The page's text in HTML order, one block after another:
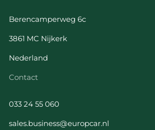
Berencamperweg 6c
3861 MC Nijkerk
Nederland
Contact
033 24 55 060
sales.business@europcar.nl